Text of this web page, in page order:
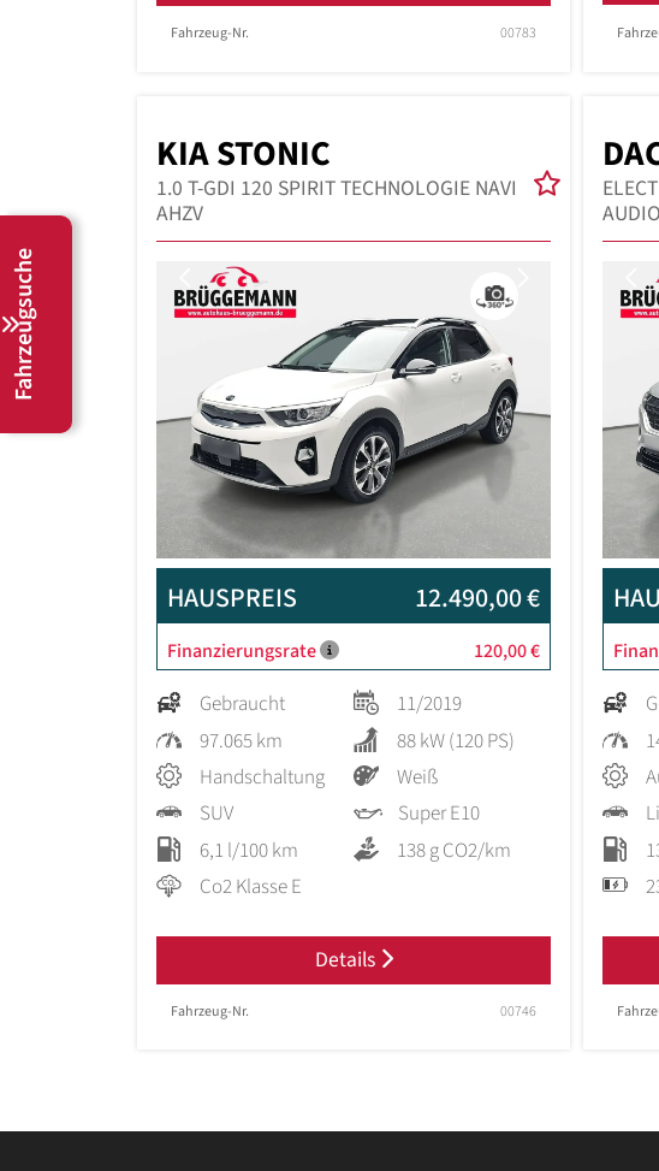
Fahrzeug-Nr. 00783
KIA STONIC
1.0 T-GDI 120 SPIRIT TECHNOLOGIE NAVI
AHZV
Previous
HAUSPREIS 12.490,00 €
Finanzierungsrate 120,00 €
Gebraucht
11/2019
97.065 km
88 kW (120 PS)
Handschaltung
Weiß
SUV
Super E10
6,1 l/100 km
138 g CO2/km
Co2 Klasse E
Details
Fahrzeug-Nr. 00746
AUDIO
Fahrzeugsuche